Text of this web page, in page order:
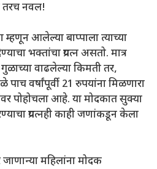
तरच नवल!
आलेल्या बाप्पाला त्याच्या
भक्तांचा प्रयत्न असतो. मात्र
वाढलेल्या किमती तर,
वर्षांपूर्वी 21 रुपयांना मिळणारा
पोहोचला आहे. या मोदकात सुक्या
प्रयत्नही काही जणांकडून केला
जाणान्या महिलांना मोदक